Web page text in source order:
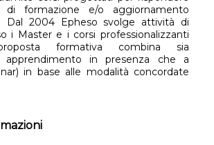
di formazione e/o aggiornamento
Dal 2004 Epheso svolge attività di
i Master e i corsi professionalizzanti
formativa combina sia
apprendimento in presenza che a
in base alle modalità concordate